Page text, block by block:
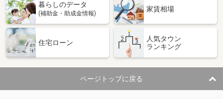
暮らしのデータ
(補助金・助成金情報)
家賃相場
住宅ローン
人気タウン
ランキング
ページトップに戻る